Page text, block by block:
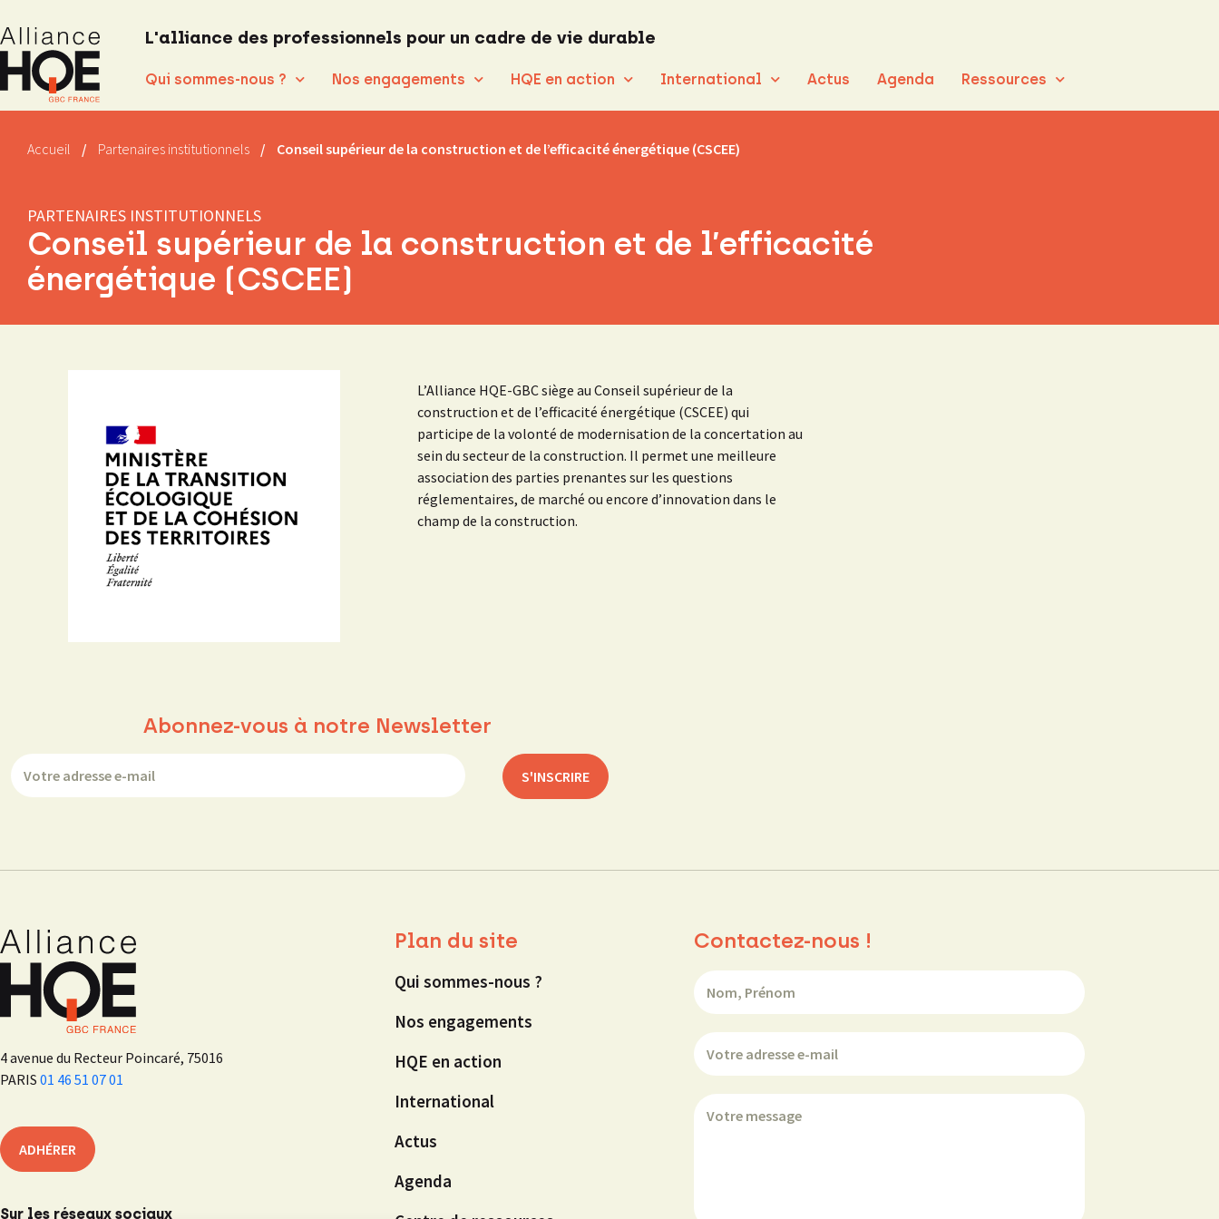
L'alliance des professionnels pour un cadre de vie durable
Qui sommes-nous ? Nos engagements HQE en action International Actus Agenda Ressources
Accueil / Partenaires institutionnels / Conseil supérieur de la construction et de l’efficacité énergétique (CSCEE)
PARTENAIRES INSTITUTIONNELS
Conseil supérieur de la construction et de l’efficacité
énergétique (CSCEE)
L’Alliance HQE-GBC siège au Conseil supérieur de la
construction et de l’efficacité énergétique (CSCEE) qui
participe de la volonté de modernisation de la concertation au
sein du secteur de la construction. Il permet une meilleure
association des parties prenantes sur les questions
réglementaires, de marché ou encore d’innovation dans le
champ de la construction.
Abonnez-vous à notre Newsletter
4 avenue du Recteur Poincaré, 75016
PARIS 01 46 51 07 01
ADHÉRER
Sur les réseaux sociaux
Plan du site
Qui sommes-nous ?
Nos engagements
HQE en action
International
Actus
Agenda
Contactez-nous !